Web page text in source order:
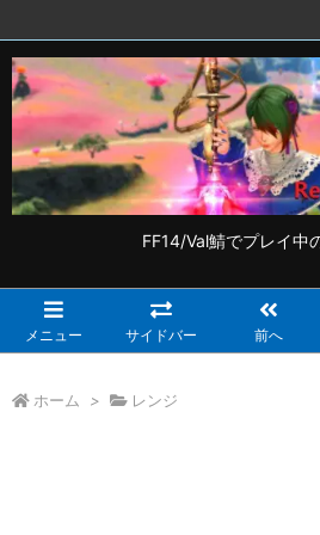
FF14/Val鯖でプレイ中
メニュー サイドバー 前へ
ホーム > レンジ